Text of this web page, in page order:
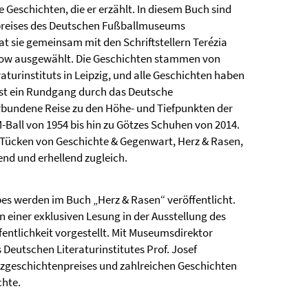
Geschichten, die er erzählt. In diesem Buch sind
des Deutschen Fußballmuseums
sie gemeinsam mit den Schriftstellern Terézia
ausgewählt. Die Geschichten stammen von
in Leipzig, und alle Geschichten haben
ein Rundgang durch das Deutsche
Reise zu den Höhe- und Tiefpunkten der
von 1954 bis hin zu Götzes Schuhen von 2014.
von Geschichte & Gegenwart, Herz & Rasen,
und erhellend zugleich.
werden im Buch „Herz & Rasen“ veröffentlicht.
einer exklusiven Lesung in der Ausstellung des
vorgestellt. Mit Museumsdirektor
Deutschen Literaturinstitutes Prof. Josef
und zahlreichen Geschichten